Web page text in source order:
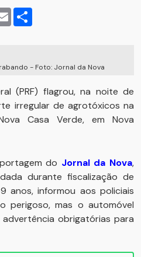
Email
- Foto: Jornal da Nova
(PRF) flagrou, na noite de
irregular de agrotóxicos na
Casa Verde, em Nova
do Jornal da Nova,
durante fiscalização de
anos, informou aos policiais
perigoso, mas o automóvel
obrigatórias para